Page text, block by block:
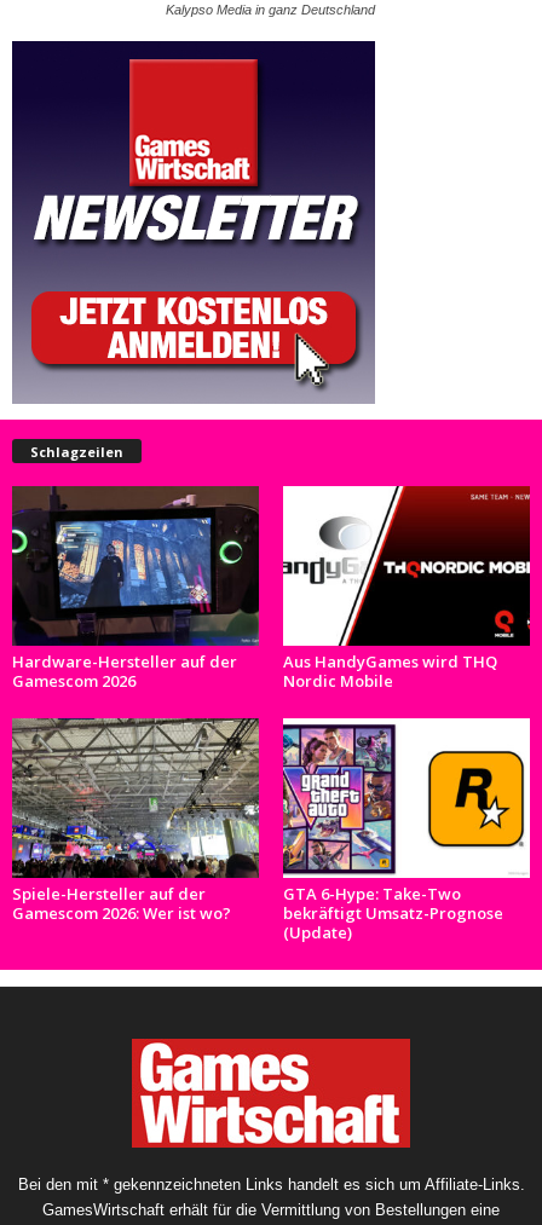
Kalypso Media in ganz Deutschland
Schlagzeilen
Hardware-Hersteller auf der
Gamescom 2026
Aus HandyGames wird THQ
Nordic Mobile
Spiele-Hersteller auf der
Gamescom 2026: Wer ist wo?
GTA 6-Hype: Take-Two
bekräftigt Umsatz-Prognose
(Update)
Bei den mit * gekennzeichneten Links handelt es sich um Affiliate-Links.
GamesWirtschaft erhält für die Vermittlung von Bestellungen eine